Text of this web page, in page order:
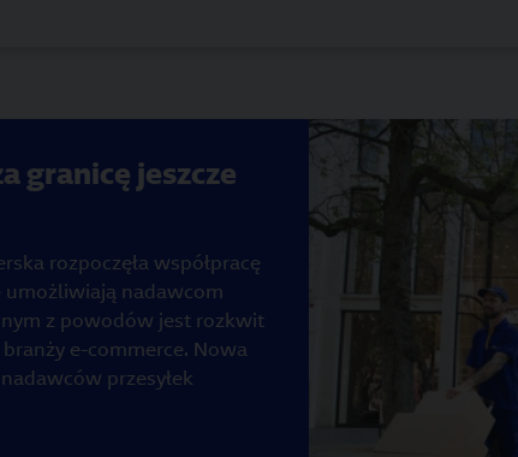
granicę jeszcze
rozpoczęła współpracę
umożliwiają nadawcom
z powodów jest rozkwit
e-commerce. Nowa
przesyłek